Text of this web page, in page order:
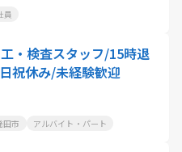
員
・検査スタッフ/15時退
祝休み/未経験歓迎
田市 アルバイト・パート